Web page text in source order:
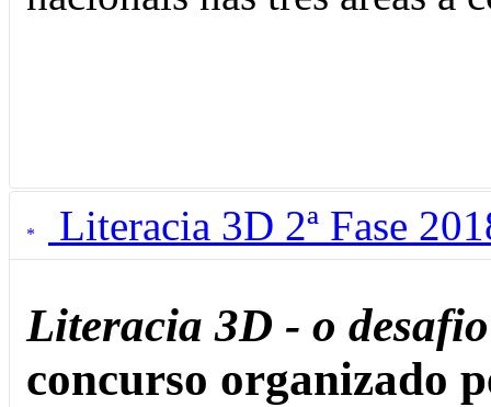
Literacia 3D 2ª Fase
Literacia 3D - o
concurso organizado